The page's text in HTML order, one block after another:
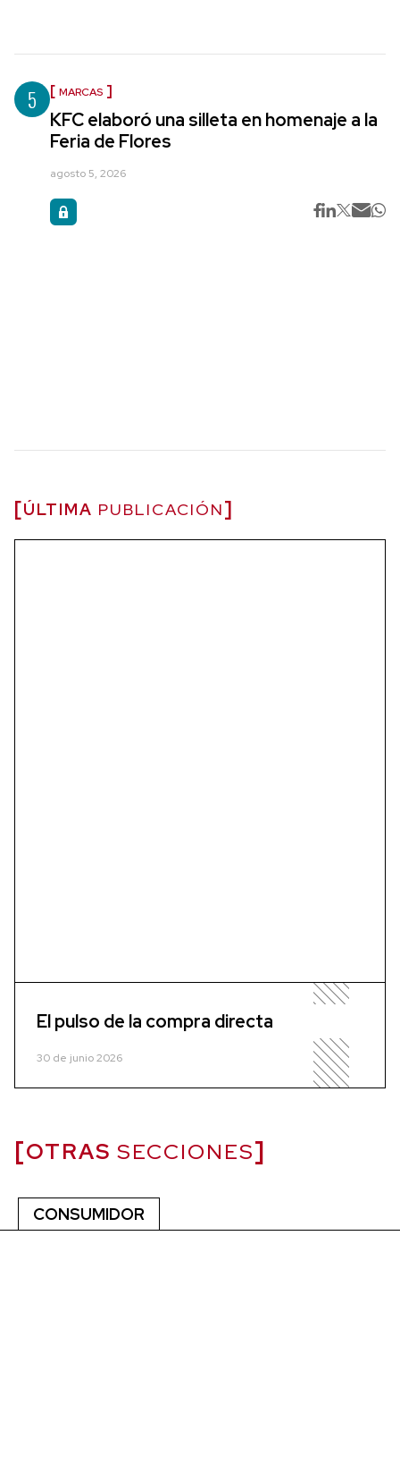
5 MARCAS
KFC elaboró una silleta en homenaje a la
Feria de Flores
agosto 5, 2026
ÚLTIMA PUBLICACIÓN
El pulso de la compra directa
30 de junio 2026
OTRAS SECCIONES
CONSUMIDOR